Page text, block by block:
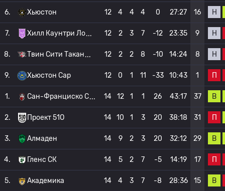
6. Хьюстон 12 4 4 4 0 27:27 16 Н
7. Хилл Каунтри Ло 12 2 3 7 -12 23:35 9 Н
8. Твин Сити Такан 12 2 2 8 -10 14:24 8 Н
9. Хьюстон Сар 12 0 1 11 -33 10:43 1 П
1. Сан-Франциско С 14 12 1 1 26 43:17 37 В
2. Проект 51О 14 10 1 3 20 38:18 31 П
3. Алмаден 14 9 2 3 20 32:12 29 В
4. Гленс СК 14 5 2 7 -5 14:19 17 П
5. Академика 14 4 3 7 -8 28:36 15 В